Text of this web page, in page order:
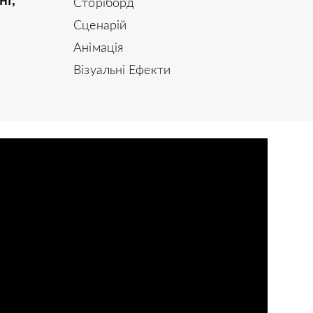
Сторіборд
Сценарій
Анімація
Візуальні Ефекти